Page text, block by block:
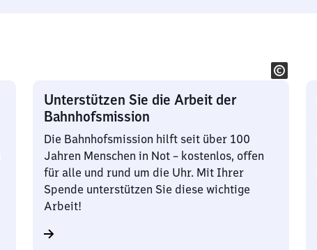
Unterstützen Sie die Arbeit der
Bahnhofsmission
Die Bahnhofsmission hilft seit über 100
Jahren Menschen in Not – kostenlos, offen
für alle und rund um die Uhr. Mit Ihrer
Spende unterstützen Sie diese wichtige
Arbeit!